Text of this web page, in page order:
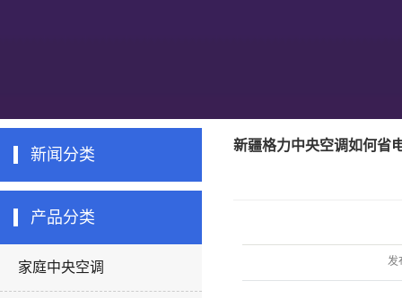
新闻分类
产品分类
家庭中央空调
新疆格力中央空调如何省
发